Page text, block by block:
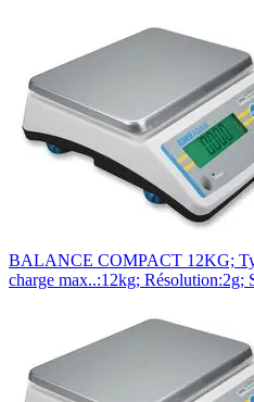
BALANCE COMPACT 12KG;
charge max..:12kg;